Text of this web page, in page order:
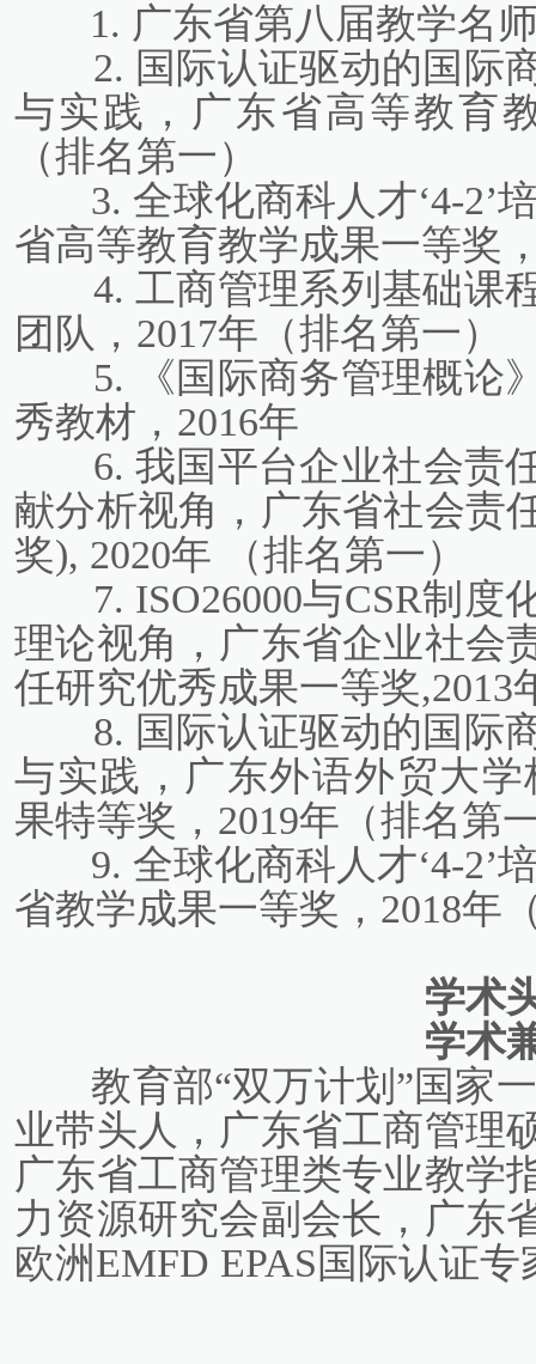
1. 广东省第八届教学名
2. 国际认证驱动的国际
与实践，广东省高等教育
（排名第一）
3. 全球化商科人才‘4-2’
省高等教育教学成果一等奖
4. 工商管理系列基础课
团队，2017年（排名第一）
5. 《国际商务管理概论
秀教材，2016年
6. 我国平台企业社会
献分析视角，广东省社会责
奖), 2020年 （排名第一）
7. ISO26000与CSR制
理论视角，广东省企业社会
任研究优秀成果一等奖,2013
8. 国际认证驱动的国际
与实践，广东外语外贸大学
果特等奖，2019年（排名第
9. 全球化商科人才‘4-2’
省教学成果一等奖，2018年
学术
学术
教育部“双万计划”国家
业带头人，广东省工商管理
广东省工商管理类专业教学
力资源研究会副会长，广东
欧洲EMFD EPAS国际认证专